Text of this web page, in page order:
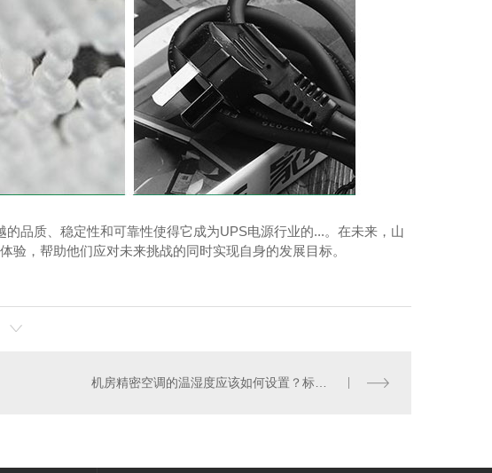
品质、稳定性和可靠性使得它成为UPS电源行业的...。在未来，山
，帮助他们应对未来挑战的同时实现自身的发展目标。
机房精密空调的温湿度应该如何设置？标准范围是多少？